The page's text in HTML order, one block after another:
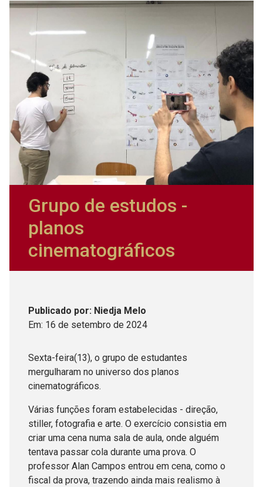
Grupo de estudos -
planos
cinematográficos
Publicado por: Niedja Melo
Em: 16 de setembro de 2024
Sexta-feira(13), o grupo de estudantes
mergulharam no universo dos planos
cinematográficos.
Várias funções foram estabelecidas - direção,
stiller, fotografia e arte. O exercício consistia em
criar uma cena numa sala de aula, onde alguém
tentava passar cola durante uma prova. O
professor Alan Campos entrou em cena, como o
fiscal da prova, trazendo ainda mais realismo à